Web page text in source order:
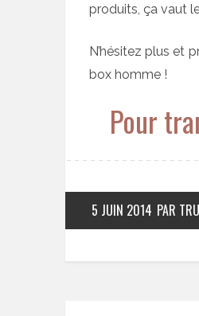
produits, ça vaut
N’hésitez plus et
box homme !
Pour
5 JUIN 2014 PAR